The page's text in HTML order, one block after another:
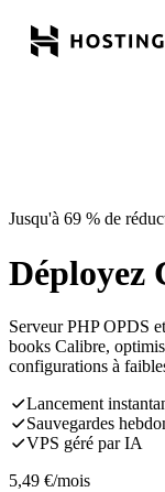
Jusqu'à 69 % de
Déployez
Serveur PHP OPDS
books Calibre,
configurations à
Lancement
Sauvegardes
VPS géré par IA
5,49 €/mois